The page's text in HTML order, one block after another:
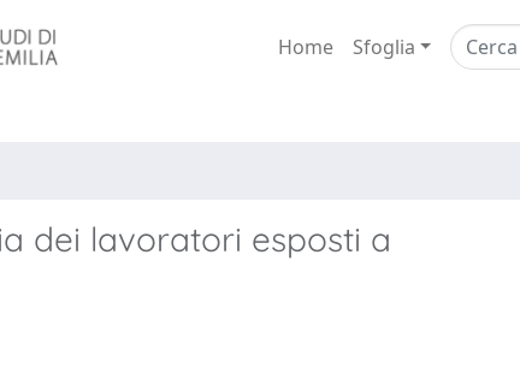
Home Sfoglia
dei lavoratori esposti a